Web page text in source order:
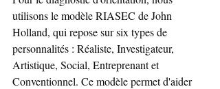
utilisons le modèle RIASEC de John
Holland, qui repose sur six types de
personnalités : Réaliste, Investigateur,
Artistique, Social, Entreprenant et
Conventionnel. Ce modèle permet d'aider